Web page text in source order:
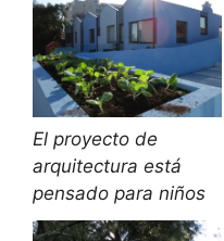
El proyecto de
arquitectura está
pensado para niños